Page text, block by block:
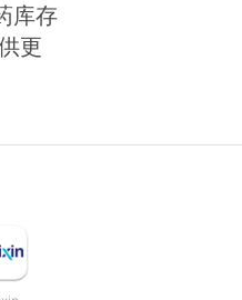
库存
更